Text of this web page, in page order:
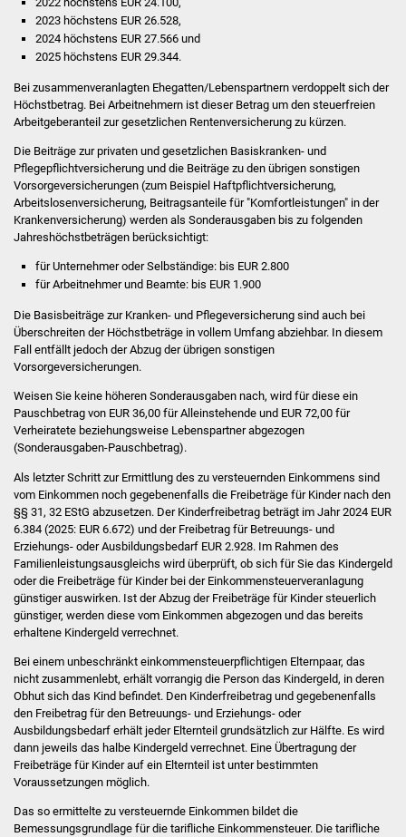
Kirchen
Lokale Agenda
Jugendhaus
Kinder- und
Familienzentrum
Stadtwerke
Suenergie
NETZMonitor
Gesundheit und Notfall
Ärzte und Apotheken
Pflege von Angehörigen
Hitzewarnung / UV-
ÖPNV
Bürgerbus (MOBS)
Abfall und Entsorgung
2023 höchstens EUR 26.528,
2024 höchstens EUR 27.566 und
2025 höchstens EUR 29.344.
Bei zusammenveranlagten Ehegatten/Lebenspartnern verdoppelt sich der
Höchstbetrag. Bei Arbeitnehmern ist dieser Betrag um den steuerfreien
Arbeitgeberanteil zur gesetzlichen Rentenversicherung zu kürzen.
Die Beiträge zur privaten und gesetzlichen Basiskranken- und
Pflegepflichtversicherung und die Beiträge zu den übrigen sonstigen
Vorsorgeversicherungen (zum Beispiel Haftpflichtversicherung,
Arbeitslosenversicherung, Beitragsanteile für "Komfortleistungen" in der
Krankenversicherung) werden als Sonderausgaben bis zu folgenden
Jahreshöchstbeträgen berücksichtigt:
für Unternehmer oder Selbständige: bis EUR 2.800
für Arbeitnehmer und Beamte: bis EUR 1.900
Die Basisbeiträge zur Kranken- und Pflegeversicherung sind auch bei
Überschreiten der Höchstbeträge in vollem Umfang abziehbar. In diesem
Fall entfällt jedoch der Abzug der übrigen sonstigen
Vorsorgeversicherungen.
Weisen Sie keine höheren Sonderausgaben nach, wird für diese ein
Pauschbetrag von EUR 36,00 für Alleinstehende und EUR 72,00 für
Verheiratete beziehungsweise Lebenspartner abgezogen
(Sonderausgaben-Pauschbetrag).
Als letzter Schritt zur Ermittlung des zu versteuernden Einkommens sind
vom Einkommen noch gegebenenfalls die Freibeträge für Kinder nach den
§§ 31, 32 EStG abzusetzen. Der Kinderfreibetrag beträgt im Jahr 2024 EUR
6.384 (2025: EUR 6.672) und der Freibetrag für Betreuungs- und
Erziehungs- oder Ausbildungsbedarf EUR 2.928. Im Rahmen des
Familienleistungsausgleichs wird überprüft, ob sich für Sie das Kindergeld
oder die Freibeträge für Kinder bei der Einkommensteuerveranlagung
günstiger auswirken. Ist der Abzug der Freibeträge für Kinder steuerlich
günstiger, werden diese vom Einkommen abgezogen und das bereits
erhaltene Kindergeld verrechnet.
Bei einem unbeschränkt einkommensteuerpflichtigen Elternpaar, das
nicht zusammenlebt, erhält vorrangig die Person das Kindergeld, in deren
Obhut sich das Kind befindet. Den Kinderfreibetrag und gegebenenfalls
den Freibetrag für den Betreuungs- und Erziehungs- oder
Ausbildungsbedarf erhält jeder Elternteil grundsätzlich zur Hälfte. Es wird
dann jeweils das halbe Kindergeld verrechnet. Eine Übertragung der
Freibeträge für Kinder auf ein Elternteil ist unter bestimmten
Voraussetzungen möglich.
Das so ermittelte zu versteuernde Einkommen bildet die
Bemessungsgrundlage für die tarifliche Einkommensteuer. Die tarifliche